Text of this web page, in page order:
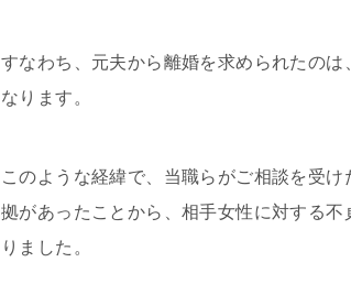
すなわち、元夫から離婚を求められたの
なります。
このような経緯で、当職らがご相談を受
拠があったことから、相手女性に対する
りました。